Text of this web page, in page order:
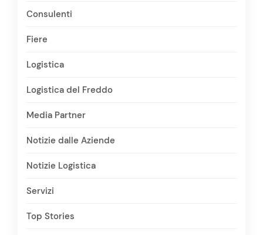
Consulenti
Fiere
Logistica
Logistica del Freddo
Media Partner
Notizie dalle Aziende
Notizie Logistica
Servizi
Top Stories